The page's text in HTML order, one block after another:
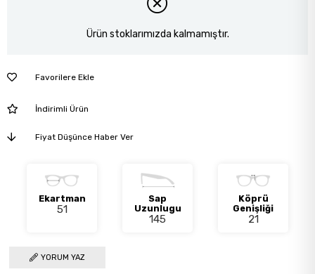
Ürün stoklarımızda kalmamıştır.
Favorilere Ekle
İndirimli Ürün
Fiyat Düşünce Haber Ver
Ekartman
51
Sap
Uzunlugu
145
Köprü
Genişliği
21
YORUM YAZ